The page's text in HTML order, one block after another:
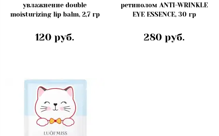
увлажнение double
moisturizing lip balm, 2,7 гр
120 руб.
ретинолом ANTI-WRINKLE
EYE ESSENCE, 30 гр
280 руб.